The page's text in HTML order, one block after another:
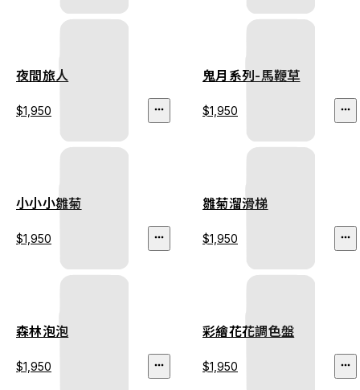
夜間旅人
$1,950
鬼月系列-馬鞭草
$1,950
小小小雛菊
$1,950
雛菊溜滑梯
$1,950
森林泡泡
$1,950
彩繪花花調色盤
$1,950